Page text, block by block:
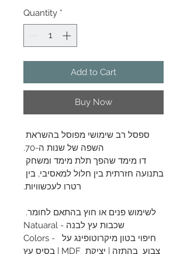
Quantity *
Add to Cart
Buy Now
ספסל רב שימושי מפוסל בהשראת
השפה של שנות ה-70.
דו מימד שהפך תלת מימד ומשחק
בתנועה חזרתית בין חלול למאסיבי, בין
רטרו לעכשוויות.
לשימוש פנים או חוץ בהתאם לחומר.
Natuaral - שכבות עץ לבנה
Colors -  חיפוי בטון מיקרוטופינג על
בסיס עץ | MDF צבוע  בהתזה | יציקת